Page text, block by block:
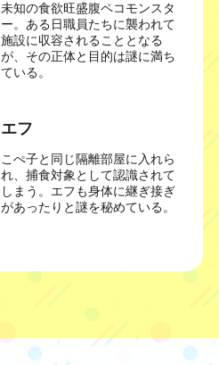
未知の食欲旺盛腹ペコモンスタ
ー。ある日職員たちに襲われて
施設に収容されることとなる
が、その正体と目的は謎に満ち
ている。
エフ
こぺ子と同じ隔離部屋に入れら
れ、捕食対象として認識されて
しまう。エフも身体に継ぎ接ぎ
があったりと謎を秘めている。